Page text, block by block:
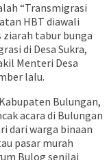
“Transmigrasi
HBT diawali
tabur bunga
di Desa Sukra,
Menteri Desa
lalu.
Bulungan,
acara di Bulungan
dari warga binaan
pasar murah
Bulog senilai